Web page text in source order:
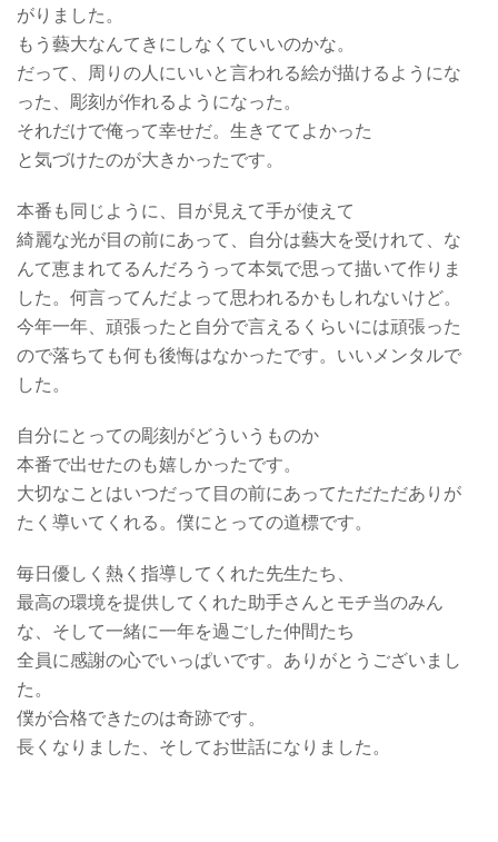
がりました。
もう藝大なんてきにしなくていいのかな。
だって、周りの人にいいと言われる絵が描けるようにな
った、彫刻が作れるようになった。
それだけで俺って幸せだ。生きててよかった
と気づけたのが大きかったです。
本番も同じように、目が見えて手が使えて
綺麗な光が目の前にあって、自分は藝大を受けれて、な
んて恵まれてるんだろうって本気で思って描いて作りま
した。何言ってんだよって思われるかもしれないけど。
今年一年、頑張ったと自分で言えるくらいには頑張った
ので落ちても何も後悔はなかったです。いいメンタルで
した。
自分にとっての彫刻がどういうものか
本番で出せたのも嬉しかったです。
大切なことはいつだって目の前にあってただただありが
たく導いてくれる。僕にとっての道標です。
毎日優しく熱く指導してくれた先生たち、
最高の環境を提供してくれた助手さんとモチ当のみん
な、そして一緒に一年を過ごした仲間たち
全員に感謝の心でいっぱいです。ありがとうございまし
た。
僕が合格できたのは奇跡です。
長くなりました、そしてお世話になりました。